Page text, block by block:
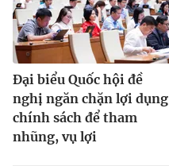
Đại biểu Quốc hội đề
nghị ngăn chặn lợi dụng
chính sách để tham
nhũng, vụ lợi